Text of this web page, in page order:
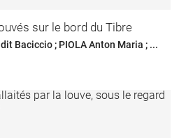
sur le bord du Tibre
Gaulli, Giovanni Battista, dit Baciccio ; PIOLA Anton Maria ; ...